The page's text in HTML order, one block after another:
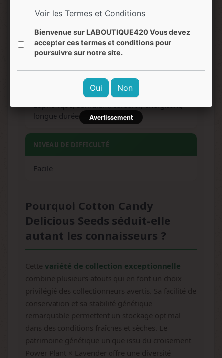
SAVEURS
Barbe à papa, caramel, citron vert,
pamplemousse, skunk, bois de cèdre
Euphorique, stimulant, cérébral, énergisant,
longue durée
NIVEAU DE DIFFICULTÉ
Facile
Pourquoi Cotton Candy
Delicious Seeds séduit-elle
autant les connaisseurs ?
Cette variété de collection exceptionnelle
combine plusieurs atouts qui en font un choix
privilégié des collectionneurs avertis. Sa facilité de
conservation et sa stabilité génétique
remarquable permettent un stockage optimal
dans des conditions fraîches et sèches. Le
patrimoine génétique unique issu du croisement
Power Plant × Lavender offre une diversité
Voir les Termes et Conditions
Bienvenue sur LABOUTIQUE420 Vous devez
accepter ces termes et conditions pour
poursuivre sur notre site.
Oui Non
Avertissement